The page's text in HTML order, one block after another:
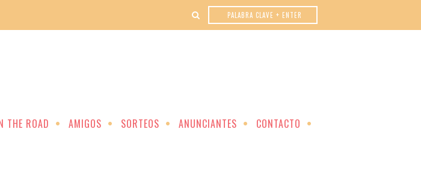
THE ROAD AMIGOS SORTEOS ANUNCIANTES CONTACTO